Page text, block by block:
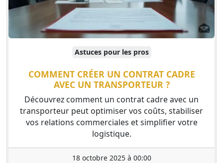
Astuces pour les pros
COMMENT CRÉER UN CONTRAT CADRE
AVEC UN TRANSPORTEUR ?
Découvrez comment un contrat cadre avec un
transporteur peut optimiser vos coûts, stabiliser
vos relations commerciales et simplifier votre
logistique.
18 octobre 2025 à 00:00